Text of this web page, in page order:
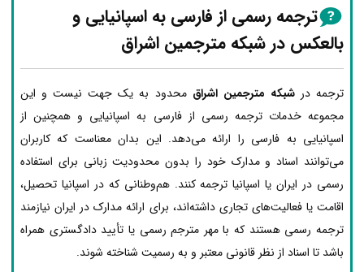
ترجمه رسمی از فارسی به اسپانیایی و
بالعکس در شبکه مترجمین اشراق
ترجمه درشبکه مترجمین اشراق محدود به یک جهت نیست و این
مجموعه خدمات ترجمه رسمی از فارسی به اسپانیایی و همچنین از
اسپانیایی به فارسی را ارائه می‌دهد. این بدان معناست که کاربران
می‌توانند اسناد و مدارک خود را بدون محدودیت زبانی برای استفاده
رسمی در ایران یا اسپانیا ترجمه کنند. هم‌وطنانی که در اسپانیا تحصیل،
اقامت یا فعالیت‌های تجاری داشته‌اند، برای ارائه مدارک در ایران نیازمند
ترجمه رسمی هستند که با مهر مترجم رسمی یا تأیید دادگستری همراه
باشد تا اسناد از نظر قانونی معتبر و به رسمیت شناخته شوند.